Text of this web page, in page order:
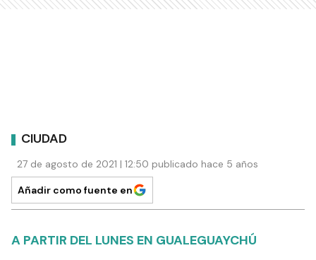
CIUDAD
27 de agosto de 2021 | 12:50 publicado hace 5 años
Añadir como fuente en
A PARTIR DEL LUNES EN GUALEGUAYCHÚ